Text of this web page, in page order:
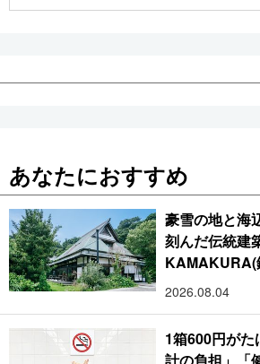
あなたにおすすめ
豪雪の地と海
刻んだ伝統建
KAMAKURA(
2026.08.04
1箱600円が
計の負担」「